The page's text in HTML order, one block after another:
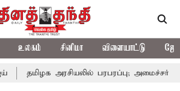
உலகம் சினிமா விளையாட்டு
அரசியலில் பரபரப்பு; அமைச்சர் ஆனந்த்